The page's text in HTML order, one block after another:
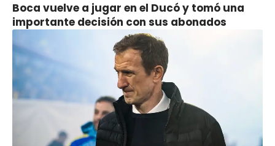
Boca vuelve a jugar en el Ducó y tomó una
importante decisión con sus abonados